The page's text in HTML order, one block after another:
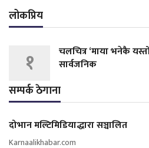
लोकप्रिय
१
चलचित्र ‘माया भनेकै
सार्वजनिक
सम्पर्क ठेगाना
दोभान मल्टिमिडियाद्धारा सञ्चालित
Karnaalikhabar.com